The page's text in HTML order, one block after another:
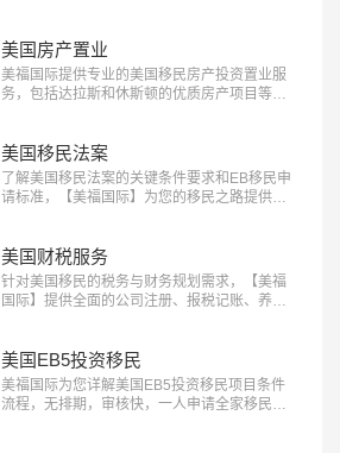
美国房产置业
美福国际提供专业的美国移民房产投资置业服
务，包括达拉斯和休斯顿的优质房产项目等精
美国移民法案
了解美国移民法案的关键条件要求和EB移民申
请标准，【美福国际】为您的移民之路提供清
美国财税服务
针对美国移民的税务与财务规划需求，【美福
国际】提供全面的公司注册、报税记账、养老
现财富增长：400-001-0063…
美国EB5投资移民
美福国际为您详解美国EB5投资移民项目条件
流程，无排期，审核快，一人申请全家移民。